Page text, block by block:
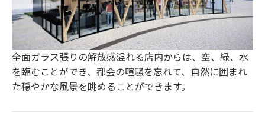
全面ガラス張りの解放感溢れる店内からは、空、緑、水
を臨むことができ、都会の喧騒を忘れて、自然に囲まれ
た穏やかな風景を眺めることができます。